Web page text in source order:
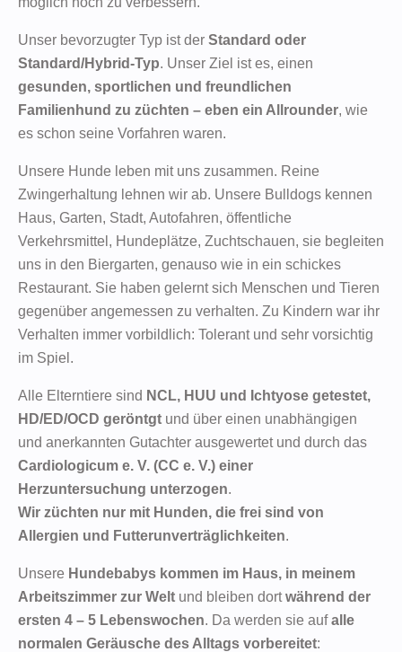
Unser bevorzugter Typ ist der Standard oder
Standard/Hybrid-Typ. Unser Ziel ist es, einen
gesunden, sportlichen und freundlichen
Familienhund zu züchten – eben ein Allrounder, wie
es schon seine Vorfahren waren.
Unsere Hunde leben mit uns zusammen. Reine
Zwingerhaltung lehnen wir ab. Unsere Bulldogs kennen
Haus, Garten, Stadt, Autofahren, öffentliche
Verkehrsmittel, Hundeplätze, Zuchtschauen, sie begleiten
uns in den Biergarten, genauso wie in ein schickes
Restaurant. Sie haben gelernt sich Menschen und Tieren
gegenüber angemessen zu verhalten. Zu Kindern war ihr
Verhalten immer vorbildlich: Tolerant und sehr vorsichtig
im Spiel.
Alle Elterntiere sind NCL, HUU und Ichtyose getestet,
HD/ED/OCD geröntgt und über einen unabhängigen
und anerkannten Gutachter ausgewertet und durch das
Cardiologicum e. V. (CC e. V.) einer
Herzuntersuchung unterzogen.
Wir züchten nur mit Hunden, die frei sind von
Allergien und Futterunverträglichkeiten.
Unsere Hundebabys kommen im Haus, in meinem
Arbeitszimmer zur Welt und bleiben dortwährend der
ersten 4 – 5 Lebenswochen. Da werden sie aufalle
normalen Geräusche des Alltags vorbereitet: